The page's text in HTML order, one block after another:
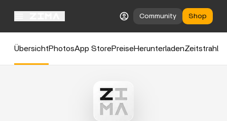
Community Shop
ÜbersichtPhotosApp StorePreiseHerunterladenZeitstrahl